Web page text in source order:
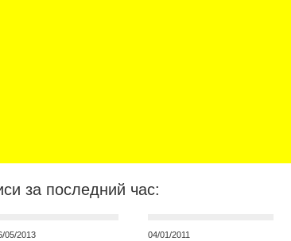
за последний час:
05/2013 04/01/2011